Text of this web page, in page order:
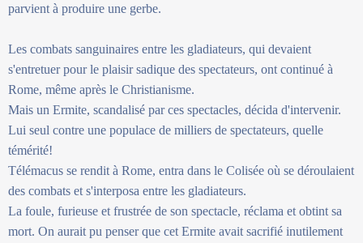
parvient à produire une gerbe.
Les combats sanguinaires entre les gladiateurs, qui devaient
s'entretuer pour le plaisir sadique des spectateurs, ont continué à
Rome, même après le Christianisme.
Mais un Ermite, scandalisé par ces spectacles, décida d'intervenir.
Lui seul contre une populace de milliers de spectateurs, quelle
témérité!
Télémacus se rendit à Rome, entra dans le Colisée où se déroulaient
des combats et s'interposa entre les gladiateurs.
La foule, furieuse et frustrée de son spectacle, réclama et obtint sa
mort. On aurait pu penser que cet Ermite avait sacrifié inutilement